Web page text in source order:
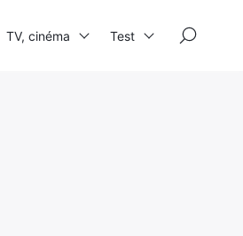
TV, cinéma Test